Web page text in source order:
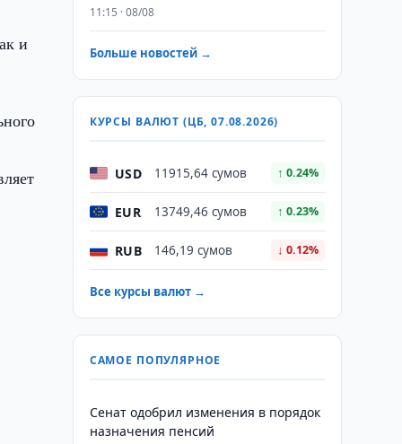
и
11:15 · 08/08
Больше новостей →
КУРСЫ ВАЛЮТ (ЦБ, 07.08.2026)
USD 11915,64 сумов ↑ 0.24%
EUR 13749,46 сумов ↑ 0.23%
RUB 146,19 сумов ↓ 0.12%
Все курсы валют →
САМОЕ ПОПУЛЯРНОЕ
Сенат одобрил изменения в порядок
назначения пенсий